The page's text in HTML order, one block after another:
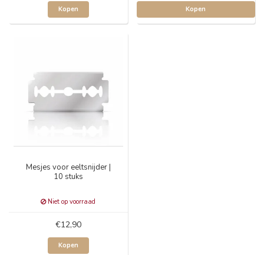
Kopen Kopen
Mesjes voor eeltsnijder |
10 stuks
Niet op voorraad
€12,90
Kopen